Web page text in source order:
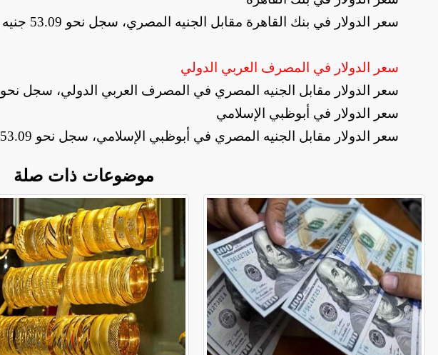
سعر الدولار في بنك القاهرة مقابل الجنيه المصري، سجل نحو 53.09 جنيه للشراء، 53.19 جنيه للبيع
سعر الدولار في المصرف العربي الدولي
سعر الدولار مقابل الجنيه المصري في المصرف العربي الدولي، سجل نحو 53.09 جنيه للشراء، 53.19 جنيه للبيع
سعر الدولار في أبوظبي الإسلامي
سعر الدولار مقابل الجنيه المصري في أبوظبي الإسلامي، سجل نحو 53.09 جنيه للشراء، 53.19 جنيه للبيع.
موضوعات ذات صلة